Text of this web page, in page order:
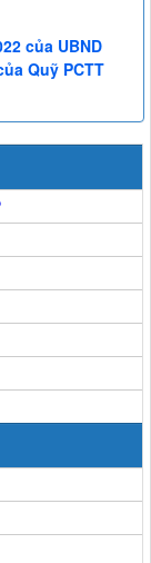
của UBND
Quỹ PCTT